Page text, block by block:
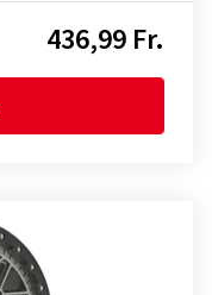
436,99 Fr.